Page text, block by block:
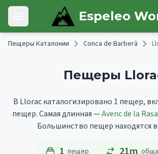
Skip to main content
Open main menu Espeleo
Пещеры Каталонии Conca de Barberà
Пещеры
В Llorac каталогизировано 1 пещер,
пещер.Самая длинная —Avenc de la
Большинство пещер находятся
пещер